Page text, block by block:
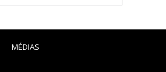
MÉDIAS